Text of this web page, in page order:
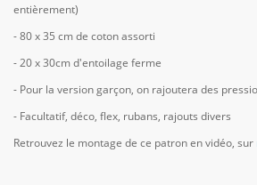
entièrement)
- 80 x 35 cm de coton assorti
- 20 x 30cm d'entoilage ferme
- Pour la version garçon, on rajoutera des
- Facultatif, déco, flex, rubans, rajouts divers
Retrouvez le montage de ce patron en vidéo, sur